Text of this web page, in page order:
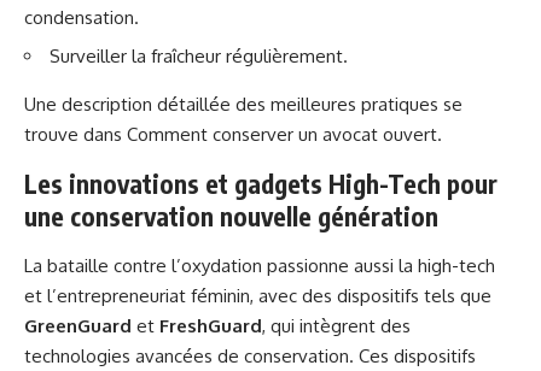
condensation.
Surveiller la fraîcheur régulièrement.
Une description détaillée des meilleures pratiques se
trouve dans Comment conserver un avocat ouvert.
Les innovations et gadgets High-Tech pour
une conservation nouvelle génération
La bataille contre l’oxydation passionne aussi la high-tech
et l’entrepreneuriat féminin, avec des dispositifs tels que
GreenGuard et FreshGuard, qui intègrent des
technologies avancées de conservation. Ces dispositifs